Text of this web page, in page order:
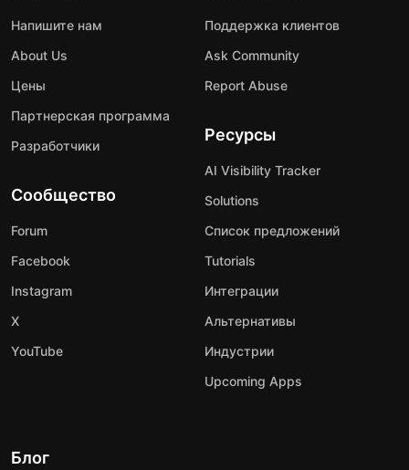
Напишите нам
About Us
Цены
Партнерская программа
Разработчики
Сообщество
Forum
Facebook
Instagram
X
YouTube
Поддержка клиентов
Ask Community
Report Abuse
Ресурсы
AI Visibility Tracker
Solutions
Список предложений
Tutorials
Интеграции
Альтернативы
Индустрии
Upcoming Apps
Блог